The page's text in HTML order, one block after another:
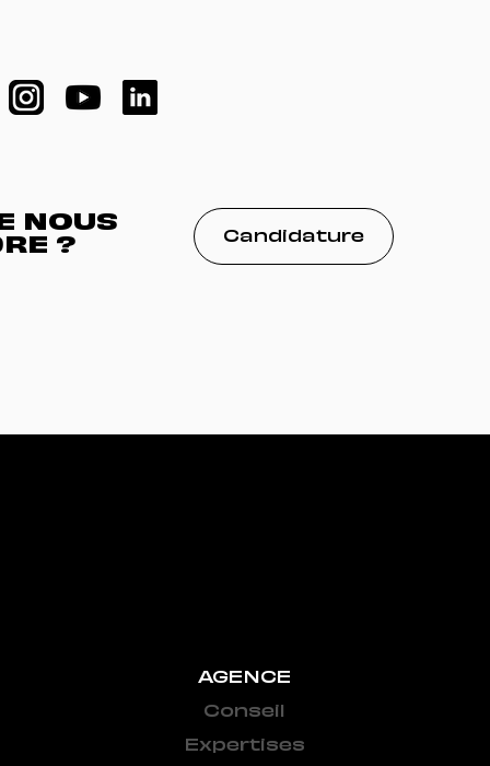
NOUS
?
Candidature
AGENCE
Conseil
Expertises